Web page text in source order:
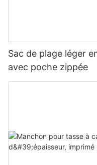
Sac de plage léger
avec poche zippée